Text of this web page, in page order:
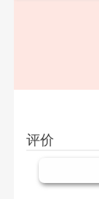
评价